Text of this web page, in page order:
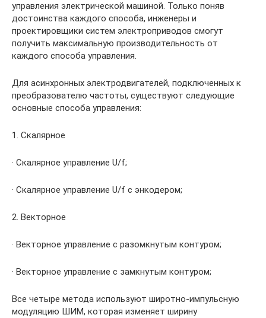
управления электрической машиной. Только поняв
достоинства каждого способа, инженеры и
проектировщики систем электроприводов смогут
получить максимальную производительность от
каждого способа управления.
Для асинхронных электродвигателей, подключенных к
преобразователю частоты, существуют следующие
основные способа управления:
1. Скалярное
· Скалярное управление U/f;
· Скалярное управление U/f с энкодером;
2. Векторное
· Векторное управление с разомкнутым контуром;
· Векторное управление с замкнутым контуром;
Все четыре метода используют широтно-импульсную
модуляцию ШИМ, которая изменяет ширину